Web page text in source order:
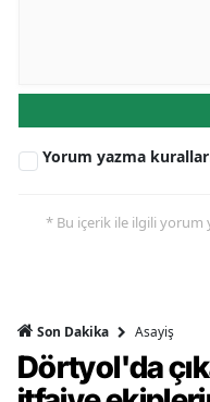
Yorum yazma
* Bu içerik ile ilgili yorum
Son Dakika Asayiş
Dörtyol'da